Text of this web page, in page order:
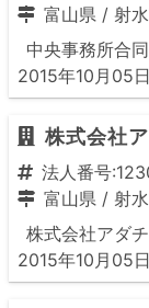
富山県 / 射
中央事務所合
2015年10月05
株式会社
法人番号
富山県 / 射
株式会社アダ
2015年10月05